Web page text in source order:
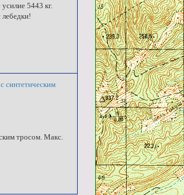
5443 кг.
синтетическим
тросом. Макс.